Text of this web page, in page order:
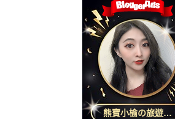
熊寶小榆の旅遊日